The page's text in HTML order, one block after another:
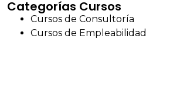
Categorías Cursos
Cursos de Consultoría
Cursos de Empleabilidad